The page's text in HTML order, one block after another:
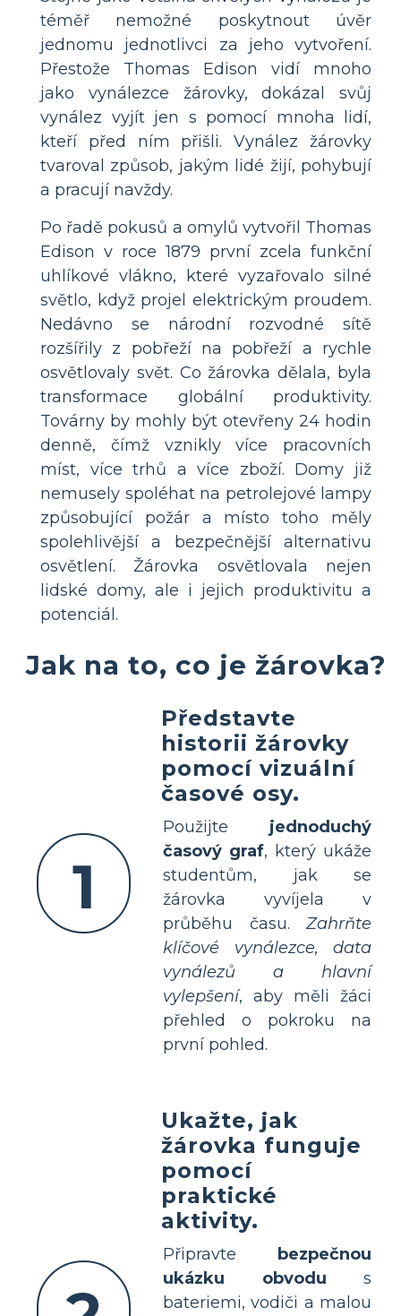
téměř nemožné poskytnout úvěr
jednomu jednotlivci za jeho vytvoření.
Přestože Thomas Edison vidí mnoho
jako vynálezce žárovky, dokázal svůj
vynález vyjít jen s pomocí mnoha lidí,
kteří před ním přišli. Vynález žárovky
tvaroval způsob, jakým lidé žijí, pohybují
a pracují navždy.
Po řadě pokusů a omylů vytvořil Thomas
Edison v roce 1879 první zcela funkční
uhlíkové vlákno, které vyzařovalo silné
světlo, když projel elektrickým proudem.
Nedávno se národní rozvodné sítě
rozšířily z pobřeží na pobřeží a rychle
osvětlovaly svět. Co žárovka dělala, byla
transformace globální produktivity.
Továrny by mohly být otevřeny 24 hodin
denně, čímž vznikly více pracovních
míst, více trhů a více zboží. Domy již
nemusely spoléhat na petrolejové lampy
způsobující požár a místo toho měly
spolehlivější a bezpečnější alternativu
osvětlení. Žárovka osvětlovala nejen
lidské domy, ale i jejich produktivitu a
potenciál.
Jak na to, co je žárovka?
1
Představte
historii žárovky
pomocí vizuální
časové osy.
Použijte jednoduchý
časový graf, který ukáže
studentům, jak se
žárovka vyvíjela v
průběhu času. Zahrňte
klíčové vynálezce, data
vynálezů a hlavní
vylepšení, aby měli žáci
přehled o pokroku na
první pohled.
Ukažte, jak
žárovka funguje
pomocí
praktické
aktivity.
Připravte
bezpečnou
ukázku obvodu s
bateriemi, vodiči a malou